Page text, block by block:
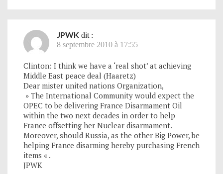
JPWK dit :
8 septembre 2010 à 17:55
Clinton: I think we have a ‘real shot’ at achieving
Middle East peace deal (Haaretz)
Dear mister united nations Organization,
» The International Community would expect the
OPEC to be delivering France Disarmament Oil
within the two next decades in order to help
France offsetting her Nuclear disarmament.
Moreover, should Russia, as the other Big Power, be
helping France disarming hereby purchasing French
items « .
JPWK